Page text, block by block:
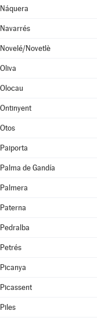
Náquera
Navarrés
Novelé/Novetlè
Oliva
Olocau
Ontinyent
Otos
Paiporta
Palma de Gandía
Palmera
Paterna
Pedralba
Petrés
Picanya
Picassent
Piles